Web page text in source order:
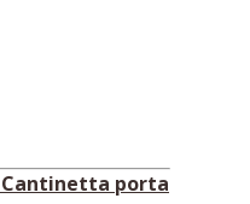
Cantinetta porta